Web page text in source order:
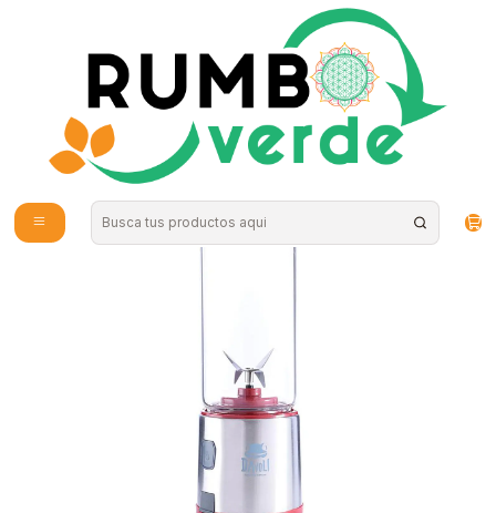
Envío gratis por compras sobre los 59.990 en la provincia de Santiago
Licuadora personal portátil de vidrio (Roja) Davoli